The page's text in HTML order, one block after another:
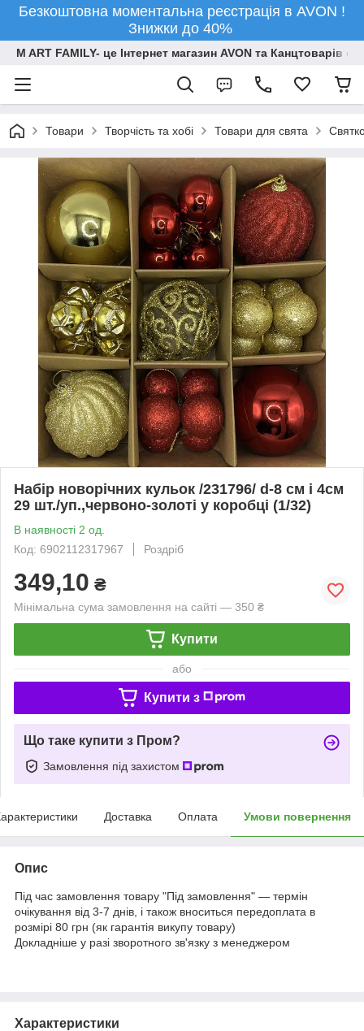
Безкоштовна моментальна реєстрація в AVON !
Знижки до 40%
M ART FAMILY- це Інтернет магазин AVON та Канцтоварів
Товари Творчiсть та хобi Товари для свята
Набір новорічних кульок /231796/ d-8 cм і 4см
29 шт./уп.,червоно-золоті у коробці (1/32)
В наявності 2 од.
Код: 6902112317967
Роздріб
349,10 ₴
Мінімальна сума замовлення на сайті — 350 ₴
Купити
або
Купити з
Що таке купити з Пром?
Замовлення під захистом
Доставка Оплата Умови повернення
Опис
Під час замовлення товару "Під замовлення" — термін
очікування від 3-7 днів, і також вноситься передоплата в
розмірі 80 грн (як гарантія викупу товару)
Докладніше у разі зворотного зв'язку з менеджером
Характеристики